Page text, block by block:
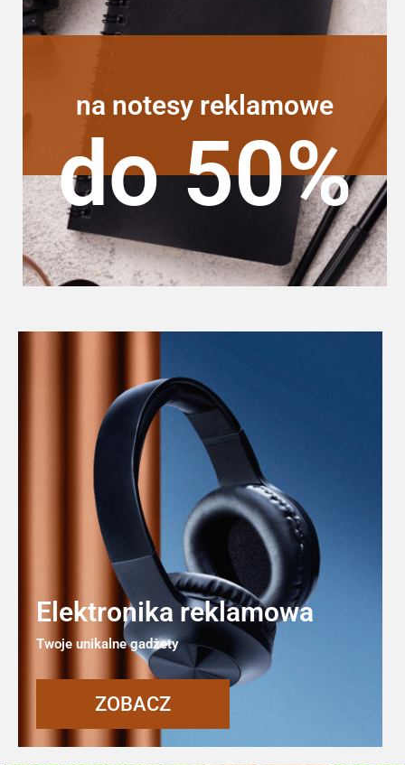
na notesy reklamowe
do 50%
Elektronika reklamowa
Twoje unikalne gadżety
ZOBACZ